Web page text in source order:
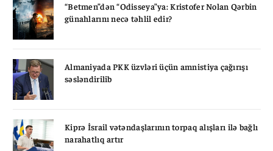
“Betmen”dən “Odisseya”ya: Kristofer Nolan Qərbin
günahlarını necə təhlil edir?
Almaniyada PKK üzvləri üçün amnistiya çağırışı
səsləndirilib
Kiprə İsrail vətəndaşlarının torpaq alışları ilə bağlı
narahatlıq artır